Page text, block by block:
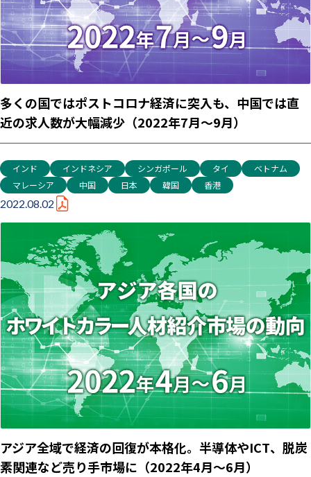
多くの国ではポストコロナ経済に突入も、中国では直
近の求人数が大幅減少（2022年7月～9月）
インド インドネシア シンガポール タイ
ベトナム
マレーシア
中国 日本 韓国 香港
2022.08.02
アジア全域で経済の回復が本格化。半導体やICT、脱炭
素関連など売り手市場に（2022年4月～6月）